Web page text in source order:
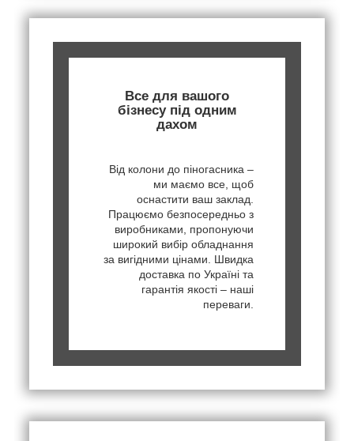
Все для вашого
бізнесу під одним
дахом
Від колони до піногасника –
ми маємо все, щоб
оснастити ваш заклад.
Працюємо безпосередньо з
виробниками, пропонуючи
широкий вибір обладнання
за вигідними цінами. Швидка
доставка по Україні та
гарантія якості – наші
переваги.